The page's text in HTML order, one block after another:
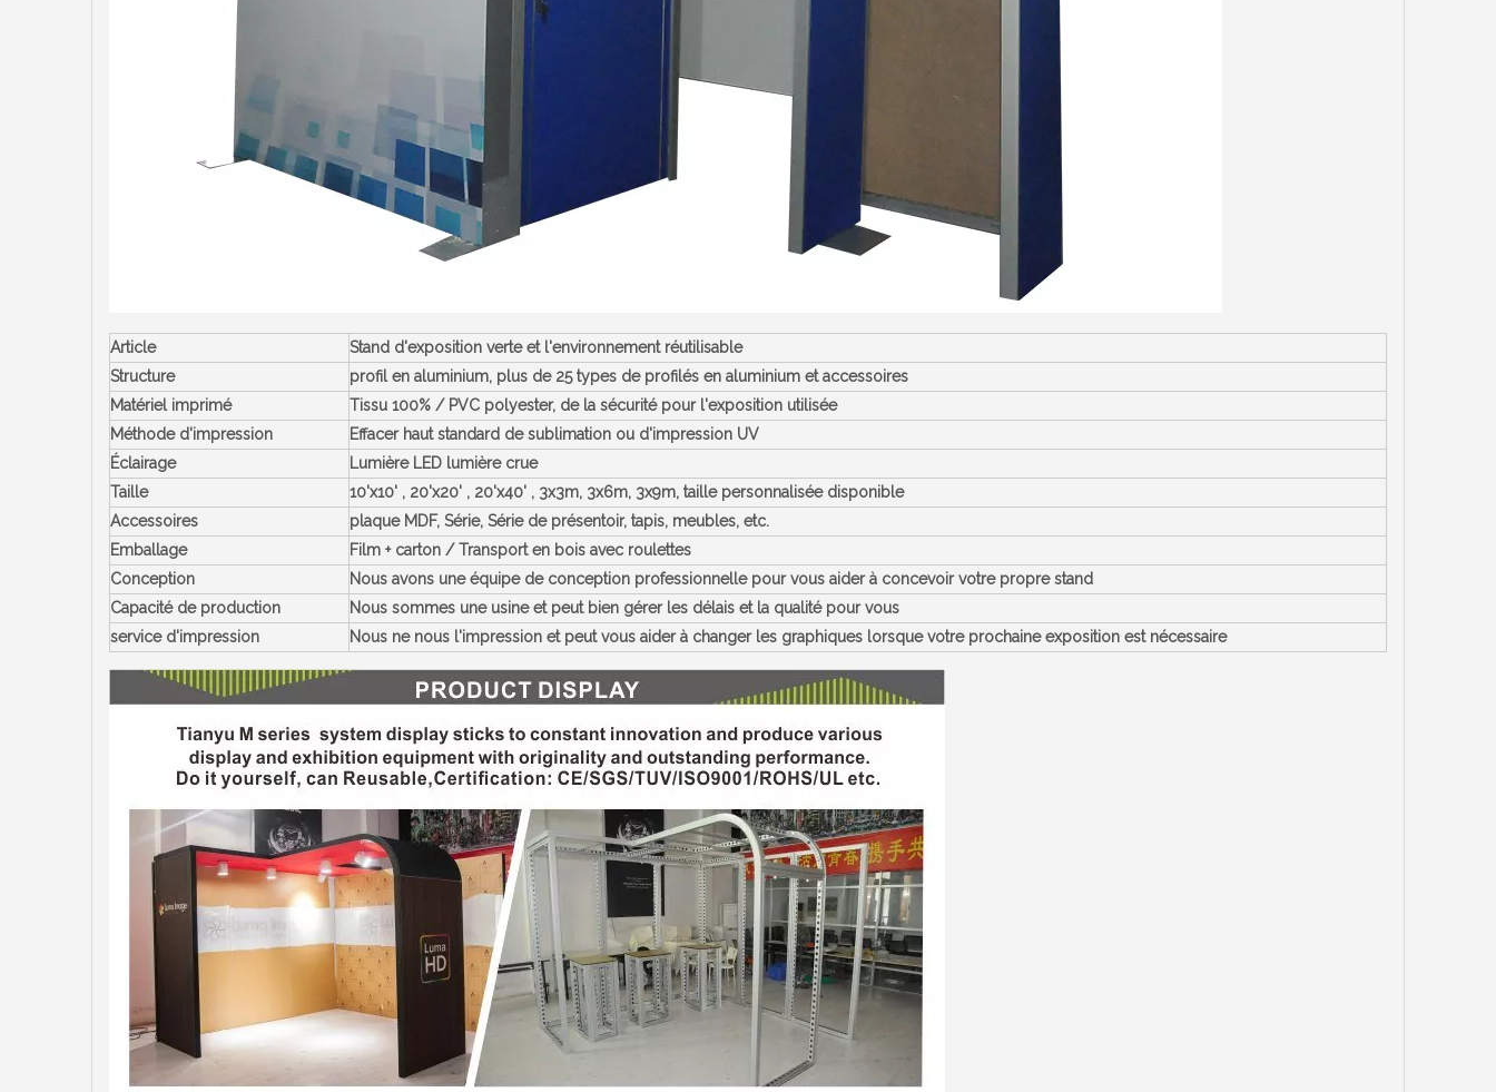
Article
Stand d'exposition verte et l'environnement réutilisable
Structure
profil en aluminium, plus de 25 types de profilés en aluminium et accessoires
Matériel imprimé
Tissu 100% / PVC polyester, de la sécurité pour l'exposition utilisée
Méthode d'impression
Effacer haut standard de sublimation ou d'impression UV
Éclairage
Lumière LED lumière crue
Taille
10'x10' , 20'x20' , 20'x40' , 3x3m, 3x6m, 3x9m, taille personnalisée disponible
Accessoires
plaque MDF, Série, Série de présentoir, tapis, meubles, etc.
Emballage
Film + carton / Transport en bois avec roulettes
Conception
Nous avons une équipe de conception professionnelle pour vous aider à concevoir votre propre stand
Capacité de production
Nous sommes une usine et peut bien gérer les délais et la qualité pour vous
service d'impression
Nous ne nous l'impression et peut vous aider à changer les graphiques lorsque votre prochaine exposition est nécessaire